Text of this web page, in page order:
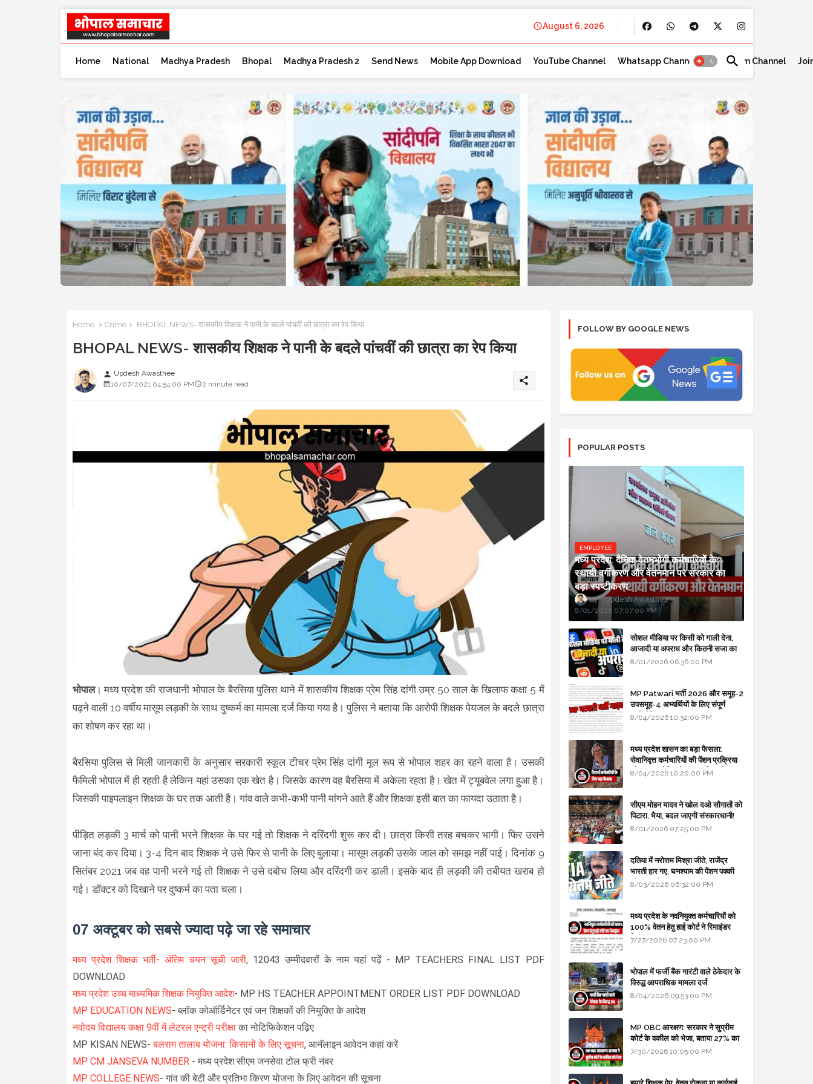
August 6, 2026
Home National Madhya Pradesh Bhopal Madhya Pradesh 2 Send News Mobile App Download YouTube Channel Whatsapp Channel Telegram Channel
Home Crime BHOPAL NEWS- शासकीय शिक्षक ने पानी के बदले पांचवीं की छात्रा का रेप किया
BHOPAL NEWS- शासकीय शिक्षक ने पानी के बदले पांचवीं की छात्रा का रेप किया
person Updesh Awasthee
10/07/2021 04:54:00 PM
2 minute read share
भोपाल। मध्य प्रदेश की राजधानी भोपाल के बैरसिया पुलिस थाने में शासकीय शिक्षक प्रेम सिंह दांगी उम्र 50 साल के खिलाफ कक्षा 5 में
पढ़ने वाली 10 वर्षीय मासूम लड़की के साथ दुष्कर्म का मामला दर्ज किया गया है। पुलिस ने बताया कि आरोपी शिक्षक पेयजल के बदले छात्रा
का शोषण कर रहा था।
बैरसिया पुलिस से मिली जानकारी के अनुसार सरकारी स्कूल टीचर प्रेम सिंह दांगी मूल रूप से भोपाल शहर का रहने वाला है। उसकी
फैमिली भोपाल में ही रहती है लेकिन यहां उसका एक खेत है। जिसके कारण वह बैरसिया में अकेला रहता है। खेत में ट्यूबवेल लगा हुआ है।
जिसकी पाइपलाइन शिक्षक के घर तक आती है। गांव वाले कभी-कभी पानी मांगने आते हैं और शिक्षक इसी बात का फायदा उठाता है।
पीड़ित लड़की 3 मार्च को पानी भरने शिक्षक के घर गई तो शिक्षक ने दरिंदगी शुरू कर दी। छात्रा किसी तरह बचकर भागी। फिर उसने
जाना बंद कर दिया। 3-4 दिन बाद शिक्षक ने उसे फिर से पानी के लिए बुलाया। मासूम लड़की उसके जाल को समझ नहीं पाई। दिनांक 9
सितंबर 2021 जब वह पानी भरने गई तो शिक्षक ने उसे दबोच लिया और दरिंदगी कर डाली। इसके बाद ही लड़की की तबीयत खराब हो
गई। डॉक्टर को दिखाने पर दुष्कर्म का पता चला।
07 अक्टूबर को सबसे ज्यादा पढ़े जा रहे समाचार
मध्य प्रदेश शिक्षक भर्ती- अंतिम चयन सूची जारी, 12043 उम्मीदवारों के नाम यहां पढ़ें - MP TEACHERS FINAL LIST PDF
DOWNLOAD
मध्य प्रदेश उच्च माध्यमिक शिक्षक नियुक्ति आदेश- MP HS TEACHER APPOINTMENT ORDER LIST PDF DOWNLOAD
MP EDUCATION NEWS- ब्लॉक कोऑर्डिनेटर एवं जन शिक्षकों की नियुक्ति के आदेश
नवोदय विद्यालय कक्षा 9वीं में लेटरल एन्ट्री परीक्षाका नोटिफिकेशन पढ़िए
MP KISAN NEWS-बलराम तालाब योजना: किसानों के लिए सूचना, आनॅलाइन आवेदन कहां करें
MP CM JANSEVA NUMBER- मध्य प्रदेश सीएम जनसेवा टोल फ्री नंबर
MP COLLEGE NEWS- गांव की बेटी और प्रतिभा किरण योजना के लिए आवेदन की सूचना
FOLLOW BY GOOGLE NEWS
POPULAR POSTS
EMPLOYEE
मध्य प्रदेश: दैनिक वेतनभोगी कर्मचारियों के
स्थायी वर्गीकरण और वेतनमान पर सरकार का
बड़ा स्पष्टीकरण
Updesh Awasthee
8/01/2026 07:07:00 PM
सोशल मीडिया पर किसी को गाली देना,
आजादी या अपराध और कितनी सजा का
प्रावधान - free legal advice
8/01/2026 06:36:00 PM
MP Patwari भर्ती 2026 और समूह-2
उपसमूह-4 अभ्यर्थियों के लिए संपूर्ण
मार्गदर्शिका
8/04/2026 10:32:00 PM
मध्य प्रदेश शासन का बड़ा फैसला:
सेवानिवृत्त कर्मचारियों की पेंशन प्रक्रिया
और बजट कोडिंग में हुए क्रांतिकारी
8/04/2026 10:20:00 PM
सीएम मोहन यादव ने खोल दओ सौगातों को
पिटारा, भैया, बदल जाएगी संस्कारधानी!
8/01/2026 07:25:00 PM
दतिया में नरोत्तम मिश्रा जीते, राजेंद्र
भारती हार गए, घनश्याम की पेंशन पक्की
और आशुतोष बैक टू...
8/03/2026 06:32:00 PM
मध्य प्रदेश के नवनियुक्त कर्मचारियों को
100% वेतन हेतु हाई कोर्ट ने रिमाइंडर
लिखा
7/27/2026 07:23:00 PM
भोपाल में फर्जी बैंक गारंटी वाले ठेकेदार के
विरुद्ध आपराधिक मामला दर्ज
8/04/2026 09:53:00 PM
MP OBC आरक्षण: सरकार ने सुप्रीम
कोर्ट के वकील को भेजा, बताया 27% का
कानूनी आधार
7/30/2026 10:05:00 PM